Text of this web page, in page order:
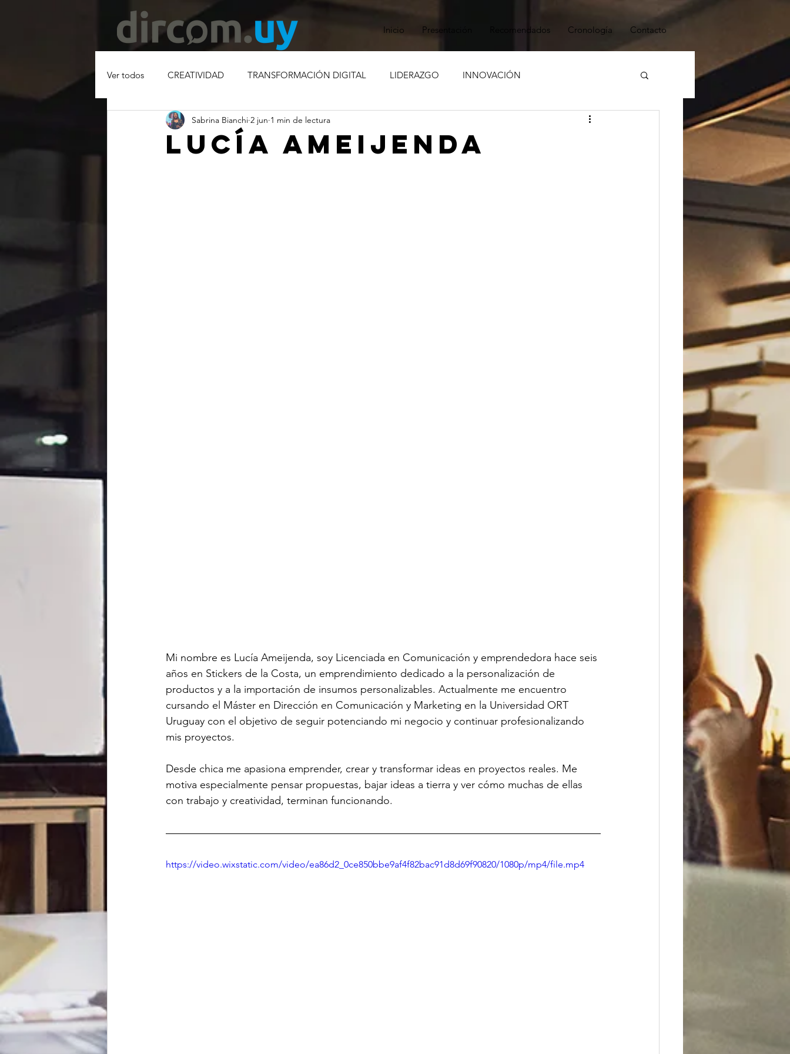
Inicio Presentación Recomendados Cronología Contacto
Ver todos CREATIVIDAD TRANSFORMACIÓN DIGITAL LIDERAZGO INNOVACIÓN
MODELO DE NEGOCIOS CRISIS COMPROMISO SOCIAL ESTRATEGIA
LUCÍA AMEIJENDA
Sabrina Bianchi 2 jun 1 min de lectura
Mi nombre es Lucía Ameijenda, soy Licenciada en Comunicación y emprendedora hace seis
años en Stickers de la Costa, un emprendimiento dedicado a la personalización de
productos y a la importación de insumos personalizables. Actualmente me encuentro
cursando el Máster en Dirección en Comunicación y Marketing en la Universidad ORT
Uruguay con el objetivo de seguir potenciando mi negocio y continuar profesionalizando
mis proyectos.
Desde chica me apasiona emprender, crear y transformar ideas en proyectos reales. Me
motiva especialmente pensar propuestas, bajar ideas a tierra y ver cómo muchas de ellas
con trabajo y creatividad, terminan funcionando.
https://video.wixstatic.com/video/ea86d2_0ce850bbe9af4f82bac91d8d69f90820/1080p/mp4/file.mp4